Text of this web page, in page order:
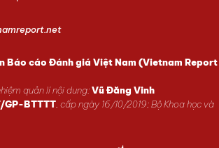
Báo cáo Đánh giá Việt Nam (Vietnam Report
quản lí nội dung:Vũ Đăng Vinh
GP-BTTTT, cấp ngày 16/10/2019; Bộ Khoa học và